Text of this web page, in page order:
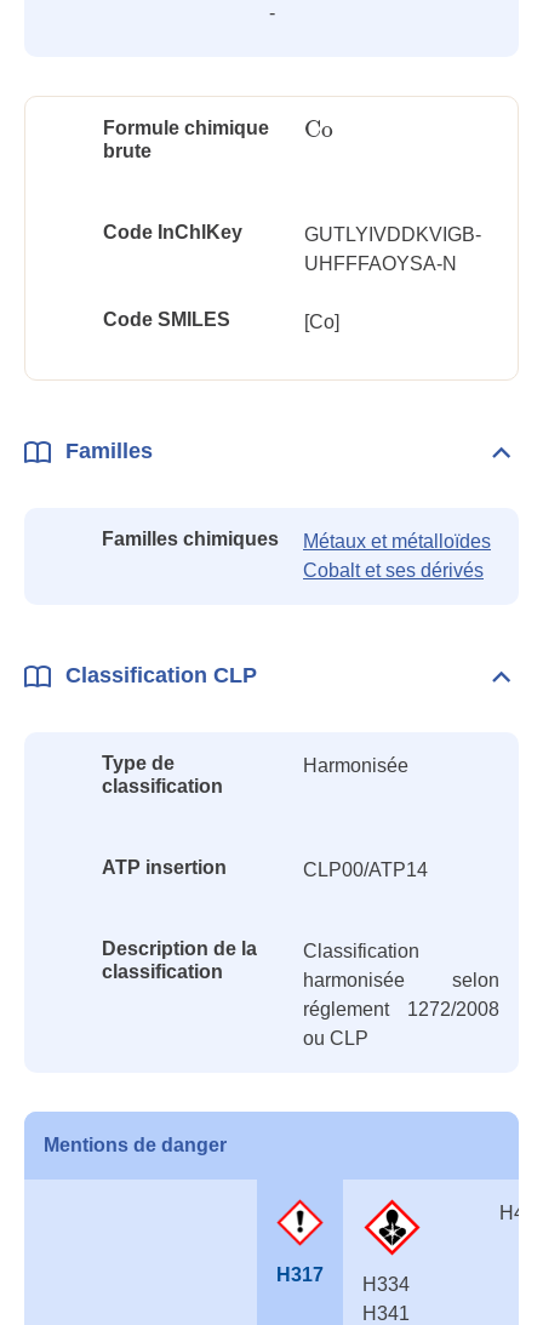
-
Formule chimique
brute
Co
Co
Code InChlKey
GUTLYIVDDKVIGB-
UHFFFAOYSA-N
Code SMILES [Co]
Familles
Familles chimiques
Métaux et métalloïdes
Cobalt et ses dérivés
Classification CLP
Type de
classification
Harmonisée
ATP insertion CLP00/ATP14
Description de la
classification
Classification
harmonisée selon
réglement 1272/2008
ou CLP
Mentions de danger
H317
H334
H341